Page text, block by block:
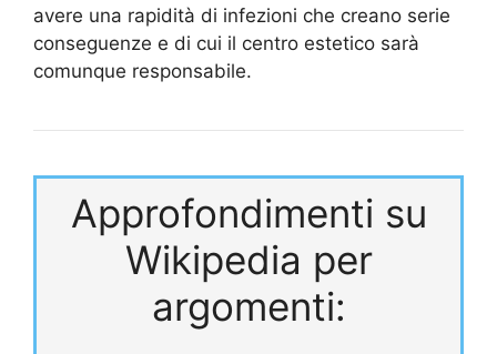
avere una rapidità di infezioni che creano serie
conseguenze e di cui il centro estetico sarà
comunque responsabile.
Approfondimenti su
Wikipedia per
argomenti: